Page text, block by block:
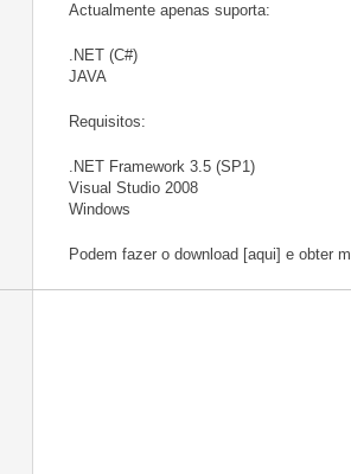
Actualmente apenas suporta:
.NET (C#)
JAVA
Requisitos:
.NET Framework 3.5 (SP1)
Visual Studio 2008
Windows
Podem fazer o download [aqui] e obter